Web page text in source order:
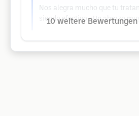
Nos alegra mucho que tu
siendo efectivo. ¡Un abrazo
10 weitere Bewertungen